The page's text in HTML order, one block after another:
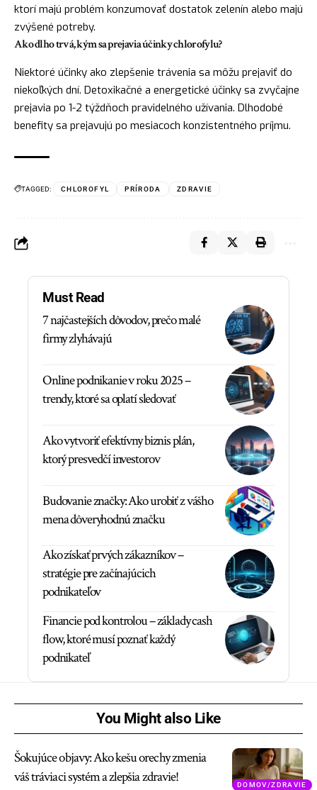
ktorí majú problém konzumovať dostatok zelenín alebo majú
zvýšené potreby.
Ako dlho trvá, kým sa prejavia účinky chlorofylu?
Niektoré účinky ako zlepšenie trávenia sa môžu prejaviť do
niekoľkých dní. Detoxikačné a energetické účinky sa zvyčajne
prejavia po 1-2 týždňoch pravidelného užívania. Dlhodobé
benefity sa prejavujú po mesiacoch konzistentného príjmu.
TAGGED: CHLOROFYL PRÍRODA ZDRAVIE
Must Read
7 najčastejších dôvodov, prečo malé
firmy zlyhávajú
Online podnikanie v roku 2025 –
trendy, ktoré sa oplatí sledovať
Ako vytvoriť efektívny biznis plán,
ktorý presvedčí investorov
Budovanie značky: Ako urobiť z vášho
mena dôveryhodnú značku
Ako získať prvých zákazníkov –
stratégie pre začínajúcich
podnikateľov
Financie pod kontrolou – základy cash
flow, ktoré musí poznať každý
podnikateľ
You Might also Like
DOMOV/ZDRAVIE
Šokujúce objavy: Ako kešu orechy zmenia
váš tráviaci systém a zlepšia zdravie!